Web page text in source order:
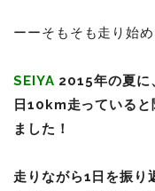
ーーそもそも走り始
SEIYA 2015年の夏に
日10km走っている
ました！
走りながら1日を振り